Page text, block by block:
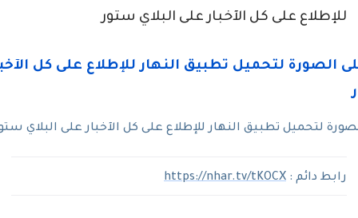
للإطلاع على كل الآخبار على البلاي ستور
لتحميل تطبيق النهار للإطلاع على كل الآخبار على البلاي
رابط دائم : https://nhar.tv/tKOCX